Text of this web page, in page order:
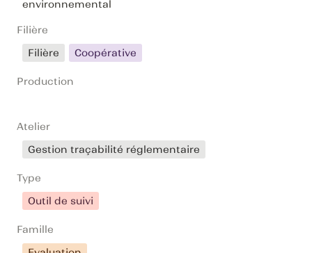
environnemental
Filière
Filière
Coopérative
Production
Atelier
Gestion traçabilité réglementaire
Type
Outil de suivi
Famille